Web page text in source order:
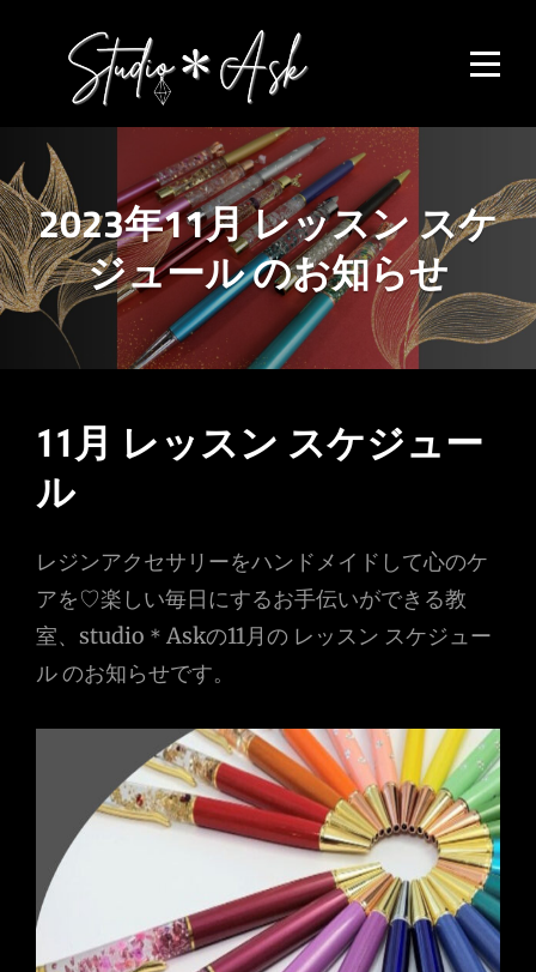
content
2023年11月 レッスン スケ
ジュール のお知らせ
11月 レッスン スケジュー
ル
レジンアクセサリーをハンドメイドして心のケ
アを♡楽しい毎日にするお手伝いができる教
室、studio＊Askの11月の レッスン スケジュー
ル のお知らせです。
投
稿
ビ
ゲ
ー